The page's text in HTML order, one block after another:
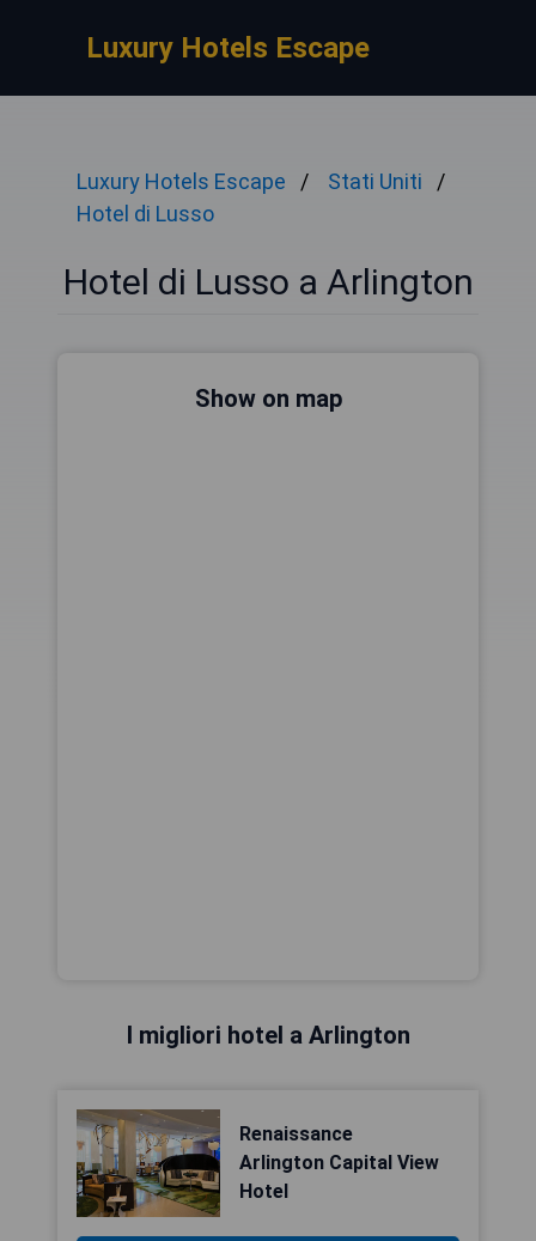
Luxury Hotels Escape
Luxury Hotels Escape
Stati Uniti
Hotel di Lusso
Hotel di Lusso a Arlington
Show on map
I migliori hotel a Arlington
Renaissance
Arlington Capital View
Hotel